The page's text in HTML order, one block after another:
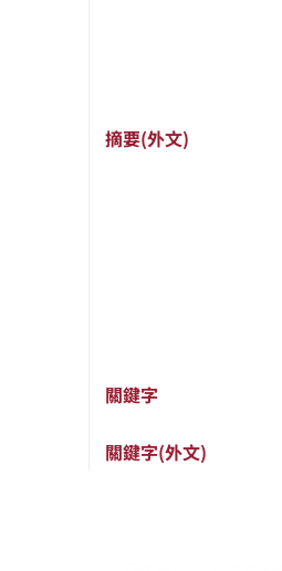
摘要(外文)
關鍵字
關鍵字(外文)